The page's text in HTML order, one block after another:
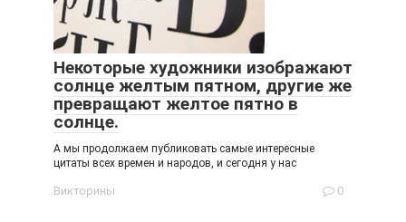
Некоторые художники изображают
солнце желтым пятном, другие же
превращают желтое пятно в
солнце.
А мы продолжаем публиковать самые интересные
цитаты всех времен и народов, и сегодня у нас
Викторины 0